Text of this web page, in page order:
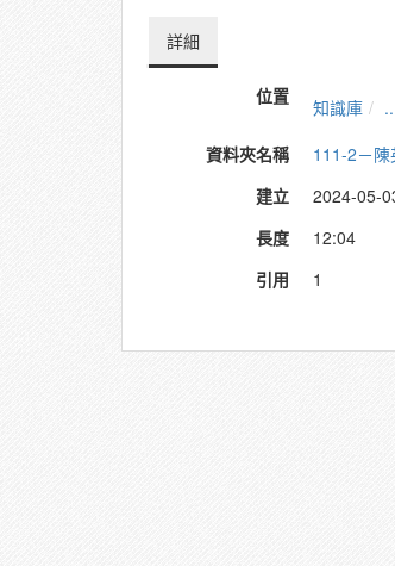
詳細
位置 知識庫
資料夾名稱
111-2－
建立
2024-05-
長度
12:04
引用
1